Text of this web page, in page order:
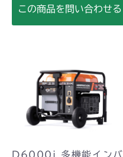
この商品を問い合わせる
D6000i 多機能インバ